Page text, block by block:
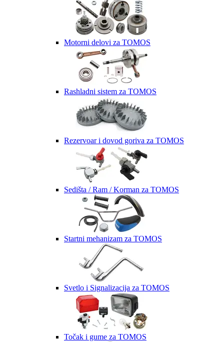
Motorni delovi za TOMOS
Rashladni sistem za TOMOS
Rezervoar i dovod goriva za TOMOS
Sedišta / Ram / Korman za TOMOS
Startni mehanizam za TOMOS
Svetlo i Signalizacija za TOMOS
Točak i gume za TOMOS